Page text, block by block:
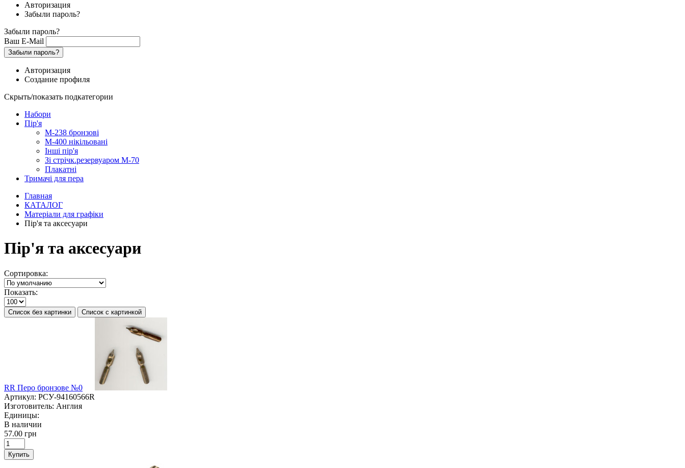
Авторизация
Забыли пароль?
Забыли пароль?
Ваш E-Mail
Забыли пароль?
Авторизация
Создание профиля
Скрыть/показать подкатегории
Набори
Пір'я
M-238 бронзові
M-400 нікільовані
Інші пір'я
Зі стрічк.резервуаром M-70
Плакатні
Тримачі для пера
Главная
КАТАЛОГ
Матеріали для графіки
Пір'я та аксесуари
Пір'я та аксесуари
Сортировка:
Показать:
Список без картинки Список с картинкой
RR Перо бронзове №0
Артикул: РСУ-94160566R
Изготовитель: Англия
Единицы:
В наличии
57.00 грн
Купить